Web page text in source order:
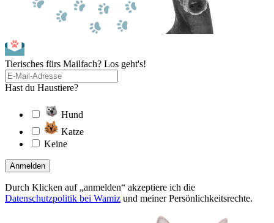
Tierisches fürs Mailfach? Los geht's!
Hast du Haustiere?
Hund
Katze
Keine
Anmelden
Durch Klicken auf „anmelden“ akzeptiere ich die
Datenschutzpolitik bei Wamiz und meiner Persönlichkeitsrechte.